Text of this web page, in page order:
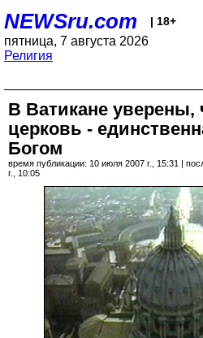
NEWSru.com | 18+
пятница, 7 августа 2026
Религия
В Ватикане уверены,
церковь -
Богом
время публикации: 10 июля 2007 г., 15:31 |
г., 10:05